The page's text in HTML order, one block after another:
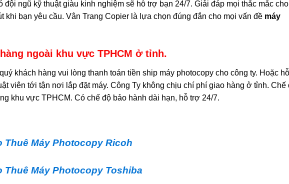
đội ngũ kỹ thuật giàu kinh nghiệm sẽ hỗ trợ bạn 24/7. Giải đáp mọi thắc mắc cho
khi bạn yêu cầu. Vân Trang Copier là lựa chọn đúng đắn cho mọi vấn đề máy
ngoài khu vực TPHCM ở tỉnh.
khách hàng vui lòng thanh toán tiền ship máy photocopy cho công ty. Hoặc hỗ
viên tới tận nơi lắp đặt máy. Công Ty không chịu chí phí giao hàng ở tỉnh. Chế
khu vực TPHCM. Có chế độ bảo hành dài hạn, hỗ trợ 24/7.
Thuê Máy Photocopy Ricoh
Thuê Máy Photocopy Toshiba